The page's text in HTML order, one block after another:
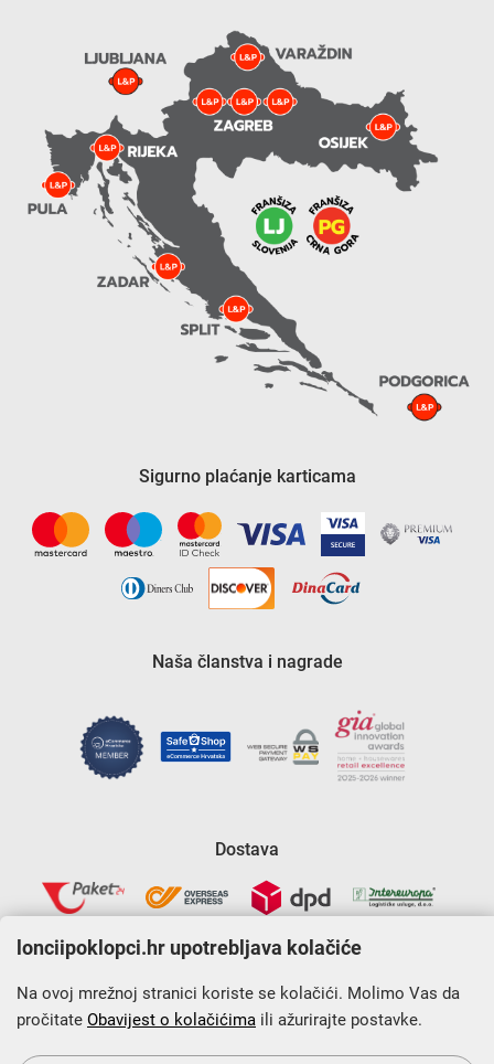
Sigurno plaćanje karticama
Naša članstva i nagrade
Dostava
Krajnji primatelj financijskog instrumenta sufinanciranog iz
Europskog fonda za regionalni razvoj u sklopu Operativnog
lonciipoklopci.hr upotrebljava kolačiće
Na ovoj mrežnoj stranici koriste se kolačići. Molimo Vas da
pročitate Obavijest o kolačićima ili ažurirajte postavke.